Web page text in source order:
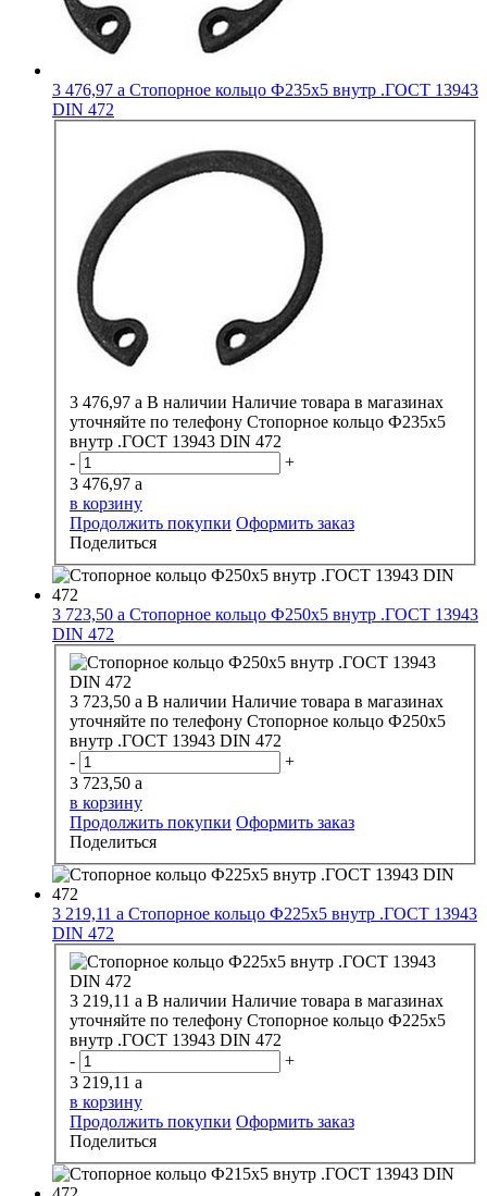
3 476,97 a Стопорное кольцо Ф235х5 внутр .ГОСТ 13943
DIN 472
3 476,97 a В наличии Наличие товара в магазинах
уточняйте по телефону Стопорное кольцо Ф235х5
внутр .ГОСТ 13943 DIN 472
-
+
3 476,97 a
в корзину
Продолжить покупки Оформить заказ
Поделиться
3 723,50 a Стопорное кольцо Ф250х5 внутр .ГОСТ 13943
DIN 472
3 723,50 a В наличии Наличие товара в магазинах
уточняйте по телефону Стопорное кольцо Ф250х5
внутр .ГОСТ 13943 DIN 472
-
+
3 723,50 a
в корзину
Продолжить покупки Оформить заказ
Поделиться
3 219,11 a Стопорное кольцо Ф225х5 внутр .ГОСТ 13943
DIN 472
3 219,11 a В наличии Наличие товара в магазинах
уточняйте по телефону Стопорное кольцо Ф225х5
внутр .ГОСТ 13943 DIN 472
-
+
3 219,11 a
в корзину
Продолжить покупки Оформить заказ
Поделиться